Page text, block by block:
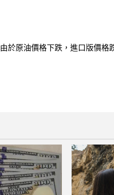
由於原油價格下跌，進口版價格